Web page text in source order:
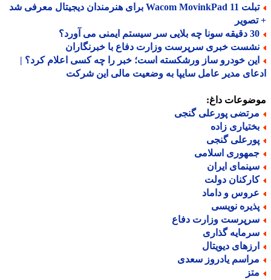
تبلت Wacom MovinkPad 11 برای هنرمندان دیجیتال معرفی شد
سر سیستم ایمنی می آورد؟
خبری سرپرست وزارت دفاع با خبرنگاران
خودرو ساز ورشکسته است؛ خبر را چه کسی اعلام کرد؟ |
مدیر عامل سایپا به وضعیت مالی این شرکت
داغ:
پورعلی گنجی
زاده
گنجی
اسلامی
ایران
دولت
و داماد
نویسی
وزارت دفاع
گذاری
دیویتال
یادروز سعدی